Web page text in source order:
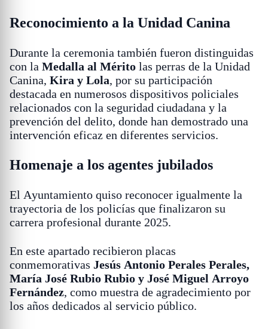
Reconocimiento a la Unidad Canina
Durante la ceremonia también fueron distinguidas
con la Medalla al Mérito las perras de la Unidad
Canina, Kira y Lola, por su participación
destacada en numerosos dispositivos policiales
relacionados con la seguridad ciudadana y la
prevención del delito, donde han demostrado una
intervención eficaz en diferentes servicios.
Homenaje a los agentes jubilados
El Ayuntamiento quiso reconocer igualmente la
trayectoria de los policías que finalizaron su
carrera profesional durante 2025.
En este apartado recibieron placas
conmemorativas Jesús Antonio Perales Perales,
María José Rubio Rubio y José Miguel Arroyo
Fernández, como muestra de agradecimiento por
los años dedicados al servicio público.